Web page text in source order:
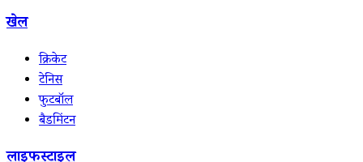
खेल
क्रिकेट
टेनिस
फुटबॉल
बैडमिंटन